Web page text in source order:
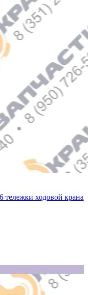
тележки ходовой крана